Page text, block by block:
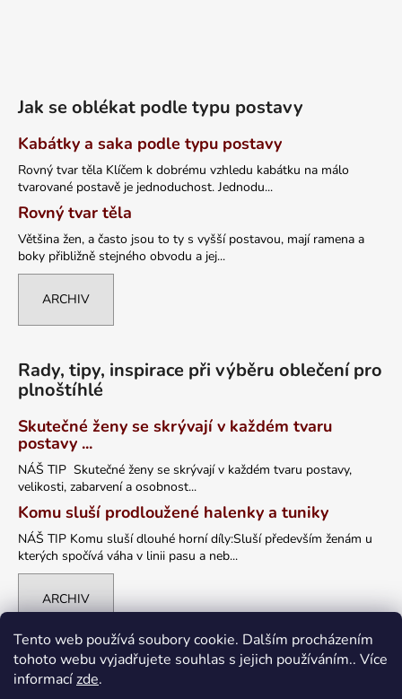
Tento web používá soubory cookie. Dalším procházením
tohoto webu vyjadřujete souhlas s jejich používáním.. Více
informacízde.
Jak se oblékat podle typu postavy
Kabátky a saka podle typu postavy
Rovný tvar těla Klíčem k dobrému vzhledu kabátku na málo
tvarované postavě je jednoduchost. Jednodu...
Rovný tvar těla
Většina žen, a často jsou to ty s vyšší postavou, mají ramena a
boky přibližně stejného obvodu a jej...
ARCHIV
Rady, tipy, inspirace při výběru oblečení pro
plnoštíhlé
Skutečné ženy se skrývají v každém tvaru
postavy ...
NÁŠ TIP Skutečné ženy se skrývají v každém tvaru postavy,
velikosti, zabarvení a osobnost...
Komu sluší prodloužené halenky a tuniky
NÁŠ TIP Komu sluší dlouhé horní díly:Sluší především ženám u
kterých spočívá váha v linii pasu a neb...
ARCHIV